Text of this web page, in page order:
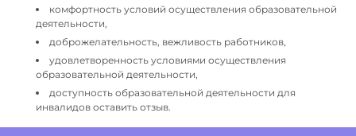
комфортность условий осуществления образовательной
деятельности,
доброжелательность, вежливость работников,
удовлетворенность условиями осуществления
образовательной деятельности,
доступность образовательной деятельности для
инвалидов оставить отзыв.